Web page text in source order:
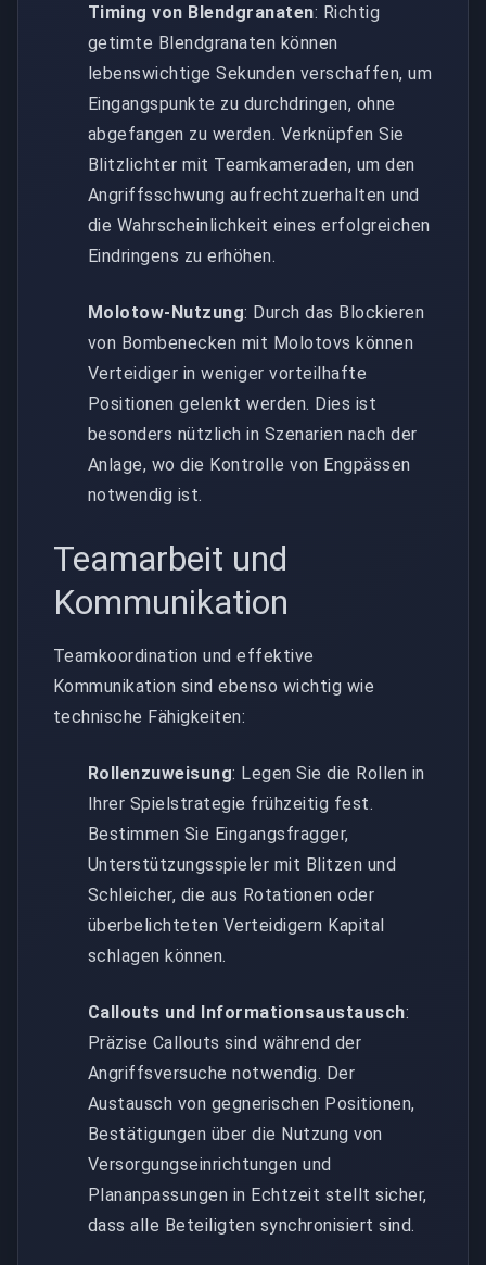
Timing von Blendgranaten: Richtig
getimte Blendgranaten können
lebenswichtige Sekunden verschaffen, um
Eingangspunkte zu durchdringen, ohne
abgefangen zu werden. Verknüpfen Sie
Blitzlichter mit Teamkameraden, um den
Angriffsschwung aufrechtzuerhalten und
die Wahrscheinlichkeit eines erfolgreichen
Eindringens zu erhöhen.
Molotow-Nutzung: Durch das Blockieren
von Bombenecken mit Molotovs können
Verteidiger in weniger vorteilhafte
Positionen gelenkt werden. Dies ist
besonders nützlich in Szenarien nach der
Anlage, wo die Kontrolle von Engpässen
notwendig ist.
Teamarbeit und
Kommunikation
Teamkoordination und effektive
Kommunikation sind ebenso wichtig wie
technische Fähigkeiten:
Rollenzuweisung: Legen Sie die Rollen in
Ihrer Spielstrategie frühzeitig fest.
Bestimmen Sie Eingangsfragger,
Unterstützungsspieler mit Blitzen und
Schleicher, die aus Rotationen oder
überbelichteten Verteidigern Kapital
schlagen können.
Callouts und Informationsaustausch:
Präzise Callouts sind während der
Angriffsversuche notwendig. Der
Austausch von gegnerischen Positionen,
Bestätigungen über die Nutzung von
Versorgungseinrichtungen und
Plananpassungen in Echtzeit stellt sicher,
dass alle Beteiligten synchronisiert sind.